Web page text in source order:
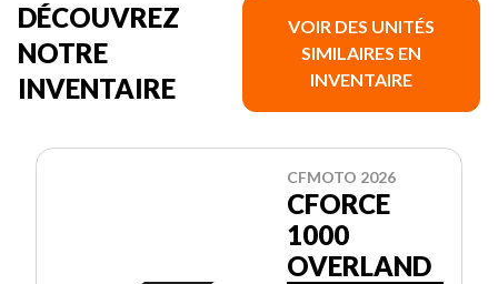
DÉCOUVREZ
NOTRE
INVENTAIRE
VOIR DES UNITÉS
SIMILAIRES EN
INVENTAIRE
CFMOTO 2026
CFORCE
1000
OVERLAND